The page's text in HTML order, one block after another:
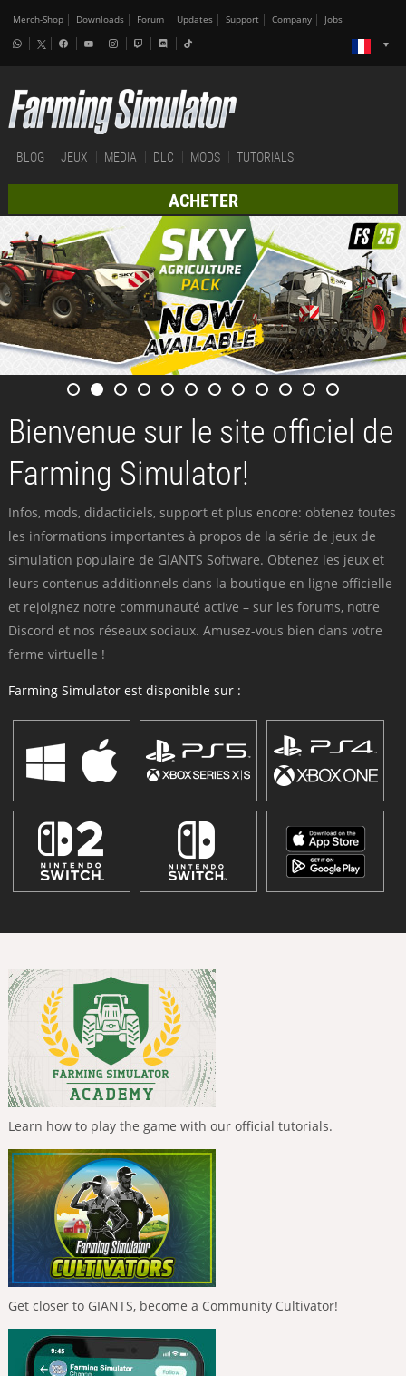
Merch-Shop Downloads Forum Updates Support Company Jobs
BLOG JEUX MEDIA DLC MODS TUTORIALS
ACHETER
Bienvenue sur le site officiel de
Farming Simulator!
Infos, mods, didacticiels, support et plus encore: obtenez toutes
les informations importantes à propos de la série de jeux de
simulation populaire de GIANTS Software. Obtenez les jeux et
leurs contenus additionnels dans la boutique en ligne officielle
et rejoignez notre communauté active – sur les forums, notre
Discord et nos réseaux sociaux. Amusez-vous bien dans votre
ferme virtuelle !
Farming Simulator est disponible sur :
Learn how to play the game with our official tutorials.
Get closer to GIANTS, become a Community Cultivator!